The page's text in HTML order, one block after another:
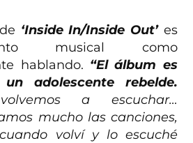
‘Inside In/Inside Out’ es
musical como
hablando. “El álbum es
adolescente rebelde.
a escuchar…
mucho las canciones,
volví y lo escuché